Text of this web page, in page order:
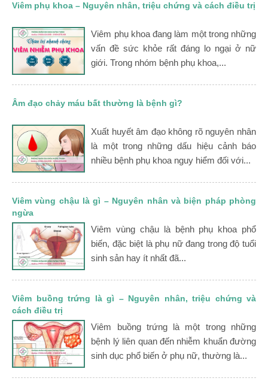
Viêm phụ khoa – Nguyên nhân, triệu chứng và cách điều trị
Viêm phụ khoa đang làm một trong những
vấn đề sức khỏe rất đáng lo ngại ở nữ
giới. Trong nhóm bệnh phụ khoa,...
Âm đạo chảy máu bất thường là bệnh gì?
Xuất huyết âm đạo không rõ nguyên nhân
là một trong những dấu hiệu cảnh báo
nhiều bệnh phụ khoa nguy hiểm đối với...
Viêm vùng chậu là gì – Nguyên nhân và biện pháp phòng
ngừa
Viêm vùng chậu là bệnh phụ khoa phổ
biến, đặc biệt là phụ nữ đang trong độ tuổi
sinh sản hay ít nhất đã...
Viêm buồng trứng là gì – Nguyên nhân, triệu chứng và
cách điều trị
Viêm buồng trứng là một trong những
bệnh lý liên quan đến nhiễm khuẩn đường
sinh dục phổ biến ở phụ nữ, thường là...